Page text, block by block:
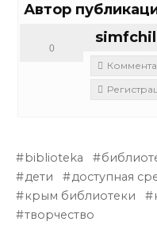
Автор
0
biblioteka
дети
доступная
крым библиотеки
творчество